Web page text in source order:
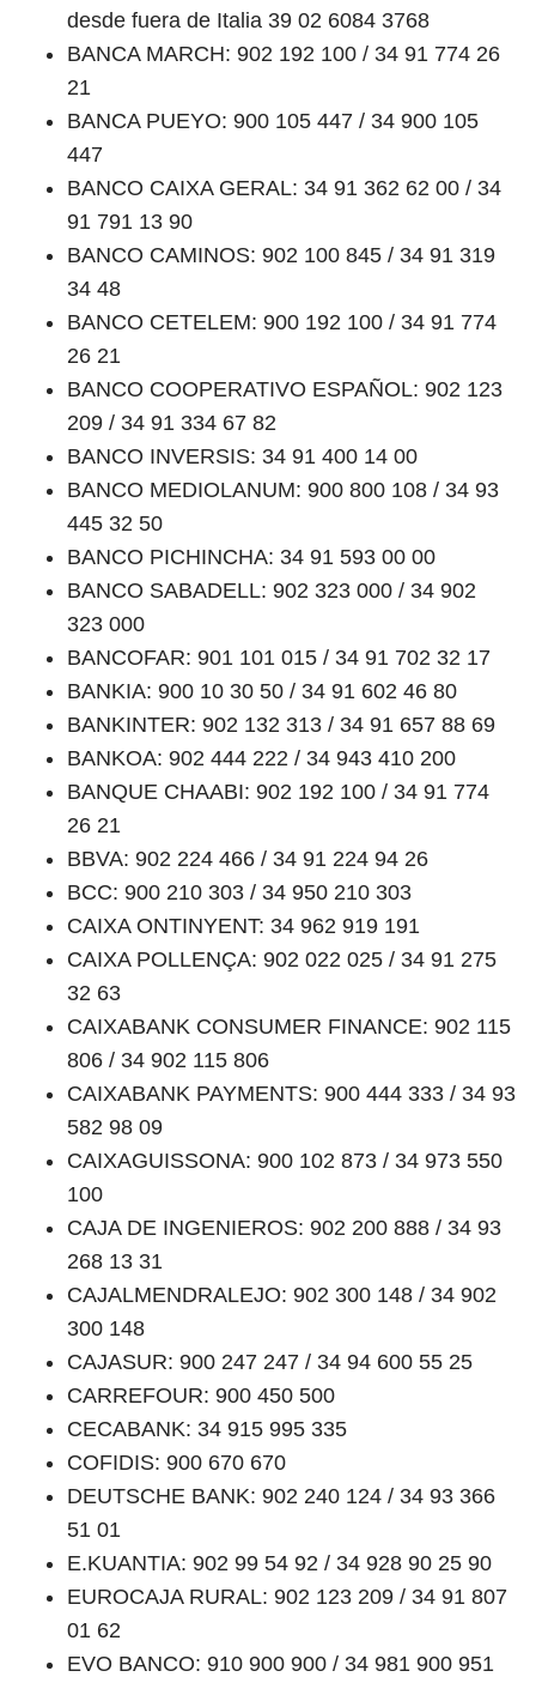
desde fuera de Italia 39 02 6084 3768
BANCA MARCH: 902 192 100 / 34 91 774 26
21
BANCA PUEYO: 900 105 447 / 34 900 105
447
BANCO CAIXA GERAL: 34 91 362 62 00 / 34
91 791 13 90
BANCO CAMINOS: 902 100 845 / 34 91 319
34 48
BANCO CETELEM: 900 192 100 / 34 91 774
26 21
BANCO COOPERATIVO ESPAÑOL: 902 123
209 / 34 91 334 67 82
BANCO INVERSIS: 34 91 400 14 00
BANCO MEDIOLANUM: 900 800 108 / 34 93
445 32 50
BANCO PICHINCHA: 34 91 593 00 00
BANCO SABADELL: 902 323 000 / 34 902
323 000
BANCOFAR: 901 101 015 / 34 91 702 32 17
BANKIA: 900 10 30 50 / 34 91 602 46 80
BANKINTER: 902 132 313 / 34 91 657 88 69
BANKOA: 902 444 222 / 34 943 410 200
BANQUE CHAABI: 902 192 100 / 34 91 774
26 21
BBVA: 902 224 466 / 34 91 224 94 26
BCC: 900 210 303 / 34 950 210 303
CAIXA ONTINYENT: 34 962 919 191
CAIXA POLLENÇA: 902 022 025 / 34 91 275
32 63
CAIXABANK CONSUMER FINANCE: 902 115
806 / 34 902 115 806
CAIXABANK PAYMENTS: 900 444 333 / 34 93
582 98 09
CAIXAGUISSONA: 900 102 873 / 34 973 550
100
CAJA DE INGENIEROS: 902 200 888 / 34 93
268 13 31
CAJALMENDRALEJO: 902 300 148 / 34 902
300 148
CAJASUR: 900 247 247 / 34 94 600 55 25
CARREFOUR: 900 450 500
CECABANK: 34 915 995 335
COFIDIS: 900 670 670
DEUTSCHE BANK: 902 240 124 / 34 93 366
51 01
E.KUANTIA: 902 99 54 92 / 34 928 90 25 90
EUROCAJA RURAL: 902 123 209 / 34 91 807
01 62
EVO BANCO: 910 900 900 / 34 981 900 951